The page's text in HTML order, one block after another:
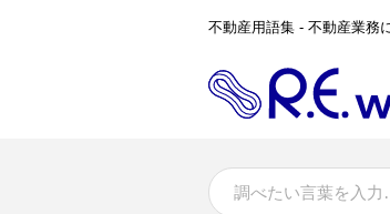
不動産用語集 - 不動産業務